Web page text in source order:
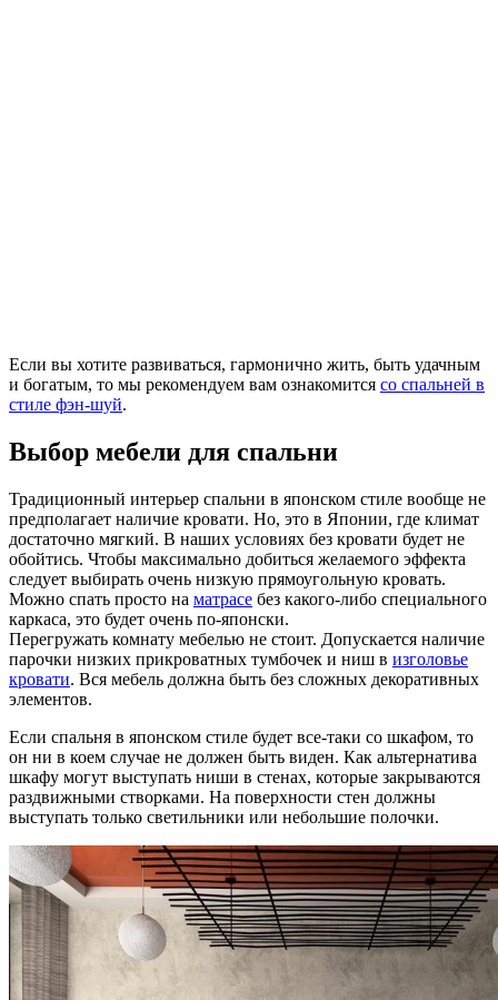
Если вы хотите развиваться, гармонично жить, быть удачным
и богатым, то мы рекомендуем вам ознакомится со спальней в
стиле фэн-шуй.
Выбор мебели для спальни
Традиционный интерьер спальни в японском стиле вообще не
предполагает наличие кровати. Но, это в Японии, где климат
достаточно мягкий. В наших условиях без кровати будет не
обойтись. Чтобы максимально добиться желаемого эффекта
следует выбирать очень низкую прямоугольную кровать.
Можно спать просто на матрасе без какого-либо специального
каркаса, это будет очень по-японски.
Перегружать комнату мебелью не стоит. Допускается наличие
парочки низких прикроватных тумбочек и ниш в изголовье
кровати. Вся мебель должна быть без сложных декоративных
элементов.
Если спальня в японском стиле будет все-таки со шкафом, то
он ни в коем случае не должен быть виден. Как альтернатива
шкафу могут выступать ниши в стенах, которые закрываются
раздвижными створками. На поверхности стен должны
выступать только светильники или небольшие полочки.